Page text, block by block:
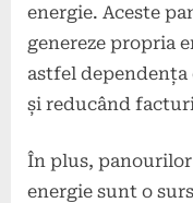
energie. Aceste
genereze propria
astfel dependența
și reducând
În plus,
energie sunt o